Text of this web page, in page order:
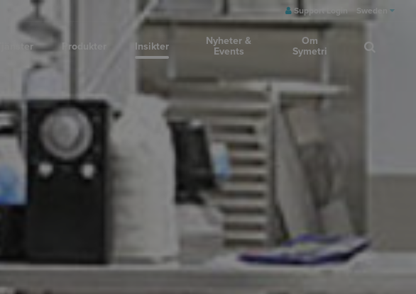
Support Login Sweden
Tjänster Produkter Insikter
Nyheter &
Events
Om
Symetri